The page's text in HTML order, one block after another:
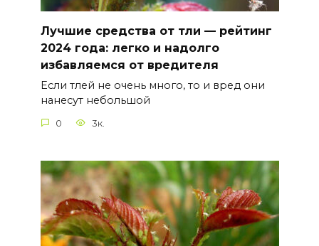
Лучшие средства от тли — рейтинг
2024 года: легко и надолго
избавляемся от вредителя
Если тлей не очень много, то и вред они
нанесут небольшой
0 3к.